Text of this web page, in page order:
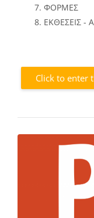
ΦΟΡΜΕΣ
ΕΚΘΕΣΕΙΣ -
Click to enter